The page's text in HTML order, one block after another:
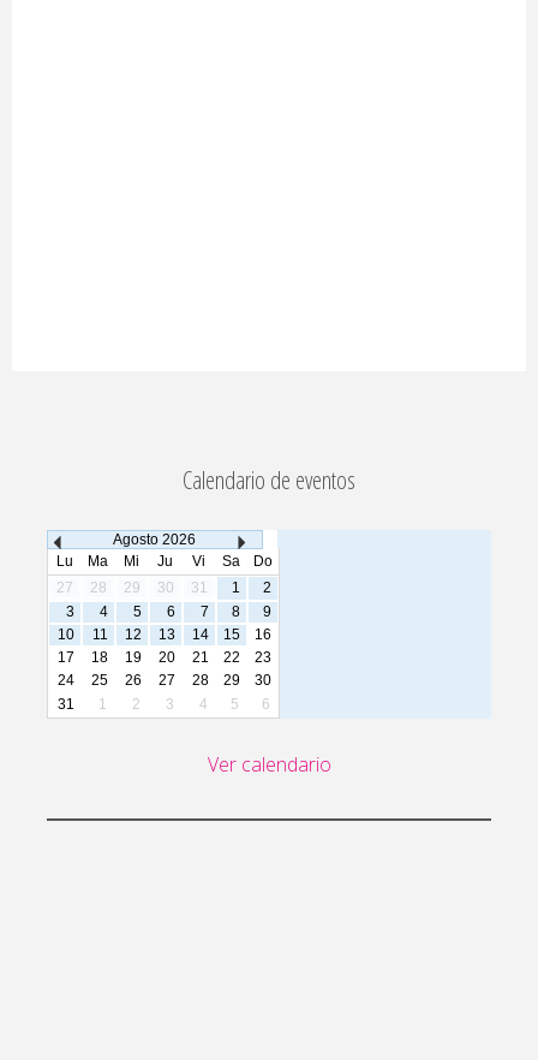
Calendario de eventos
Agosto 2026
Lu
Ma Mi Ju Vi Sa
Do
27
28 29 30 31 1
2
3
4 5 6 7 8
9
10
11 12 13 14 15
16
17
18 19 20 21 22
23
24
25 26 27 28 29
30
31
1 2 3 4 5 6
Ver calendario